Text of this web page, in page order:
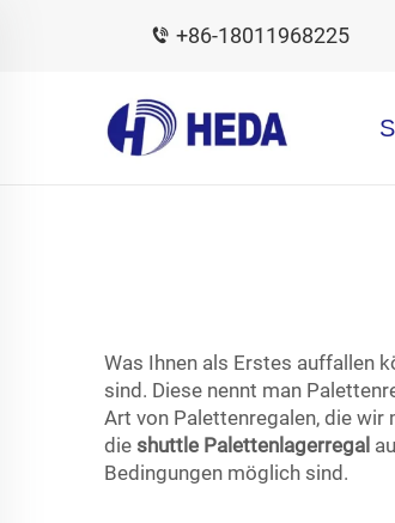
+86-18011968225
Was Ihnen als Erstes auffallen
sind. Diese nennt man
Art von Palettenregalen, die wir
die shuttle Palettenlagerregal
Bedingungen möglich sind.